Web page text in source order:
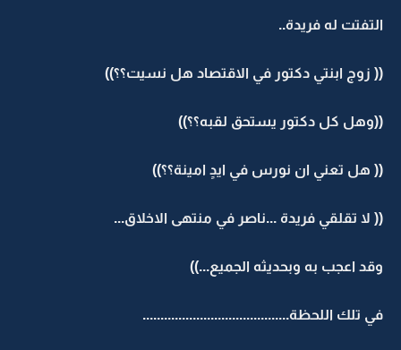
التفتت له فريدة..
(( زوج ابنتي دكتور في الاقتصاد هل نسيت؟؟))
((وهل كل دكتور يستحق لقبه؟؟))
(( هل تعني ان نورس في ايدٍ امينة؟؟))
(( لا تقلقي فريدة ...ناصر في منتهى الاخلاق...
وقد اعجب به وبحديثه الجميع...))
في تلك اللحظة.........................................